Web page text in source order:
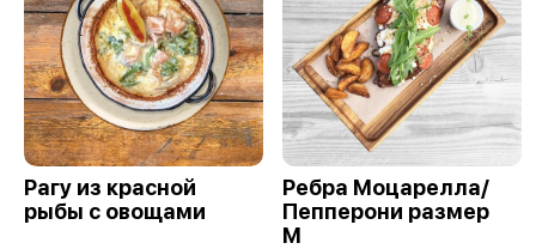
Рагу из красной
рыбы с овощами
Ребра Моцарелла/
Пепперони размер
М